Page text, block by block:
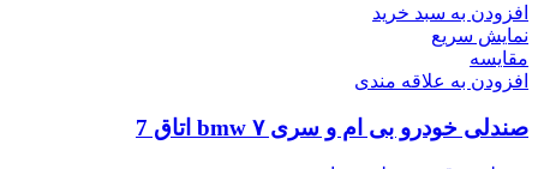
افزودن به سبد خرید
نمایش سریع
مقايسه
افزودن به علاقه مندی
صندلی خودرو بی ام و سری ۷ bmw اتاق ‌7